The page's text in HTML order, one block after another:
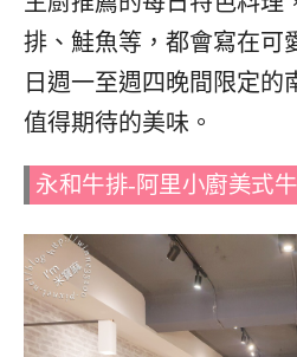
排、鮭魚等，都會寫在可
日週一至週四晚間限定的
值得期待的美味。
永和牛排-阿里小廚美式